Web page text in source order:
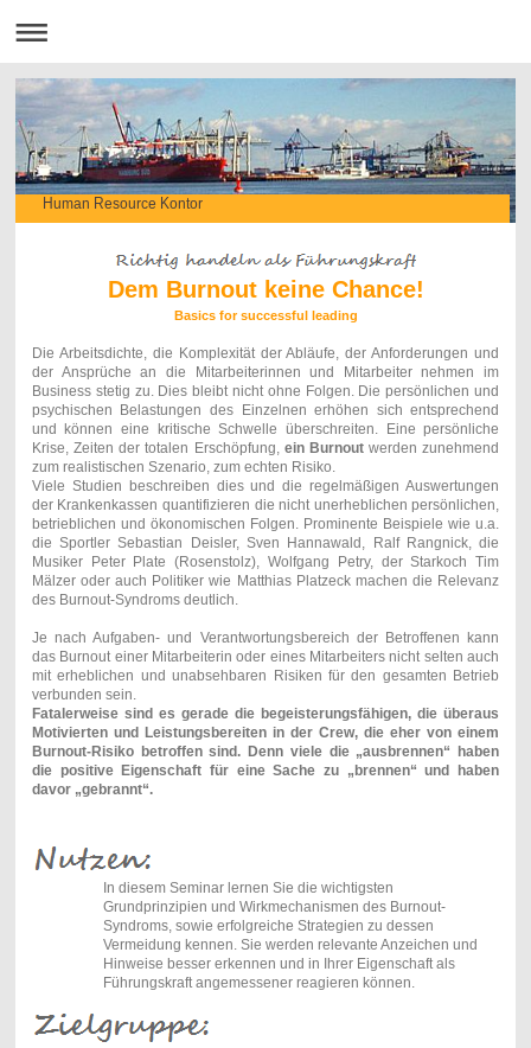
Human Resource Kontor
Dem Burnout keine Chance!
Basics for successful leading
Die Arbeitsdichte, die Komplexität der Abläufe, der Anforderungen und
der Ansprüche an die Mitarbeiterinnen und Mitarbeiter nehmen im
Business stetig zu. Dies bleibt nicht ohne Folgen. Die persönlichen und
psychischen Belastungen des Einzelnen erhöhen sich entsprechend
und können eine kritische Schwelle überschreiten. Eine persönliche
Krise, Zeiten der totalen Erschöpfung, ein Burnoutwerden zunehmend
zum realistischen Szenario, zum echten Risiko.
Viele Studien beschreiben dies und die regelmäßigen Auswertungen
der Krankenkassen quantifizieren die nicht unerheblichen persönlichen,
betrieblichen und ökonomischen Folgen. Prominente Beispiele wie u.a.
die Sportler Sebastian Deisler, Sven Hannawald, Ralf Rangnick, die
Musiker Peter Plate (Rosenstolz), Wolfgang Petry, der Starkoch Tim
Mälzer oder auch Politiker wie Matthias Platzeck machen die Relevanz
des Burnout-Syndroms deutlich.
Je nach Aufgaben- und Verantwortungsbereich der Betroffenen kann
das Burnout einer Mitarbeiterin oder eines Mitarbeiters nicht selten auch
mit erheblichen und unabsehbaren Risiken für den gesamten Betrieb
verbunden sein.
Fatalerweise sind es gerade die begeisterungsfähigen, die überaus
Motivierten und Leistungsbereiten in der Crew, die eher von einem
Burnout-Risiko betroffen sind. Denn viele die „ausbrennen“ haben
die positive Eigenschaft für eine Sache zu „brennen“ und haben
davor „gebrannt“.
In diesem Seminar lernen Sie die wichtigsten
Grundprinzipien und Wirkmechanismen des Burnout-
Syndroms, sowie erfolgreiche Strategien zu dessen
Vermeidung kennen. Sie werden relevante Anzeichen und
Hinweise besser erkennen und in Ihrer Eigenschaft als
Führungskraft angemessener reagieren können.